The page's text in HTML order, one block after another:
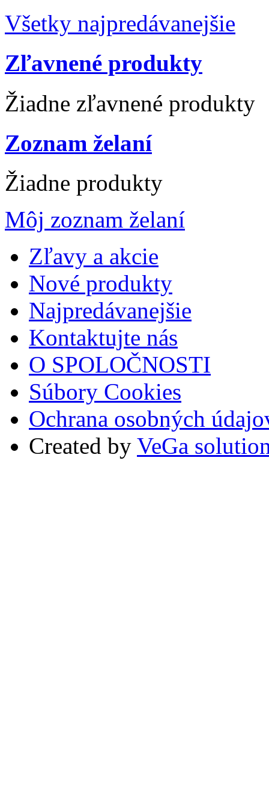
Všetky najpredávanejšie
Zľavnené produkty
Žiadne zľavnené produkty
Zoznam želaní
Žiadne produkty
Môj zoznam želaní
Zľavy a akcie
Nové produkty
Najpredávanejšie
Kontaktujte nás
O SPOLOČNOSTI
Súbory Cookies
Ochrana osobných
Created by VeGa